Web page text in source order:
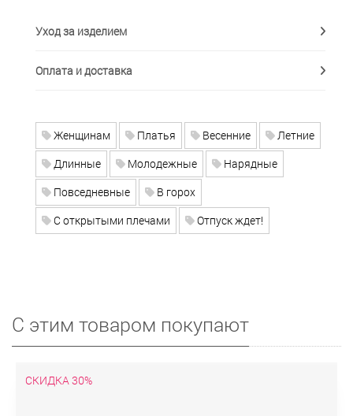
Уход за изделием
Оплата и доставка
Женщинам Платья Весенние
Летние
Длинные
Молодежные
Нарядные
Повседневные
В горох
С открытыми плечами
Отпуск ждет!
С этим товаром покупают
СКИДКА 30%